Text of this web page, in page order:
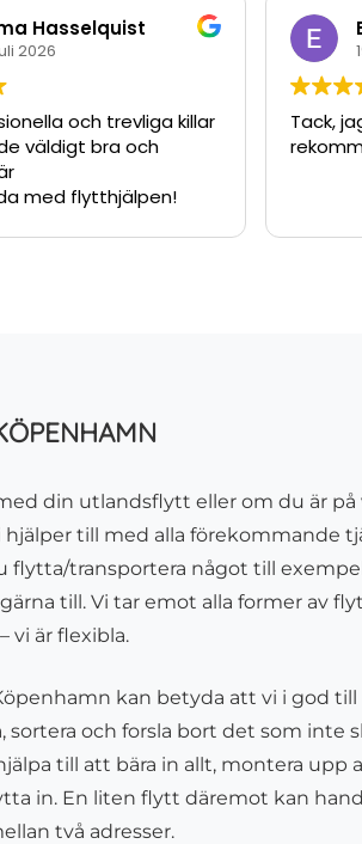
Hasselquist
2026
och trevliga killar
väldigt bra och
med flytthjälpen!
Tack,
din utlandsflytt eller om du är
till med alla förekommande
transportera något till
till. Vi tar emot alla former av
vi är flexibla.
kan betyda att vi i god
och forsla bort det som inte
till att bära in allt, montera upp
in. En liten flytt däremot kan
två adresser.